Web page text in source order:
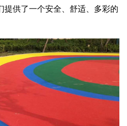
提供了一个安全、舒适、多彩的